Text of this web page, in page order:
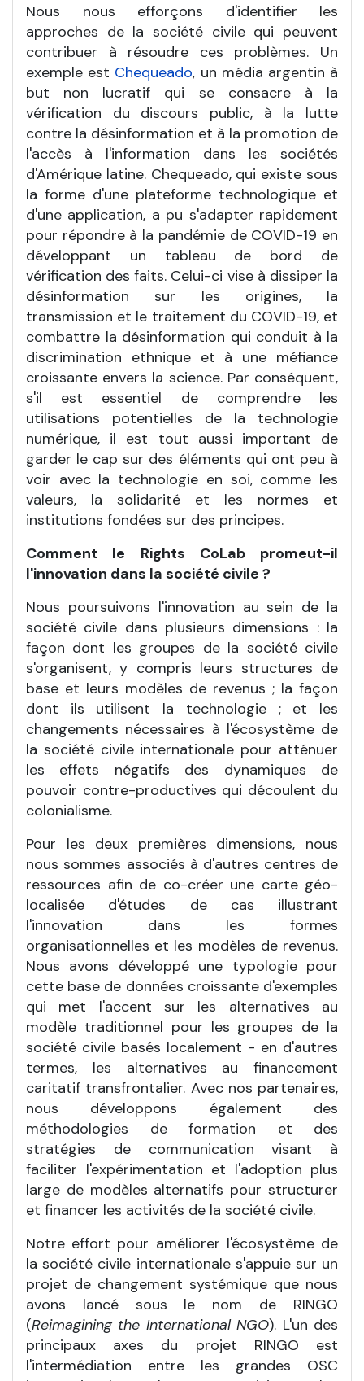
Nous nous efforçons d'identifier les
approches de la société civile qui peuvent
contribuer à résoudre ces problèmes. Un
exemple est Chequeado, un média argentin à
but non lucratif qui se consacre à la
vérification du discours public, à la lutte
contre la désinformation et à la promotion de
l'accès à l'information dans les sociétés
d'Amérique latine. Chequeado, qui existe sous
la forme d'une plateforme technologique et
d'une application, a pu s'adapter rapidement
pour répondre à la pandémie de COVID-19 en
développant un tableau de bord de
vérification des faits. Celui-ci vise à dissiper la
désinformation sur les origines, la
transmission et le traitement du COVID-19, et
combattre la désinformation qui conduit à la
discrimination ethnique et à une méfiance
croissante envers la science. Par conséquent,
s'il est essentiel de comprendre les
utilisations potentielles de la technologie
numérique, il est tout aussi important de
garder le cap sur des éléments qui ont peu à
voir avec la technologie en soi, comme les
valeurs, la solidarité et les normes et
institutions fondées sur des principes.
Comment le Rights CoLab promeut-il
l'innovation dans la société civile ?
Nous poursuivons l'innovation au sein de la
société civile dans plusieurs dimensions : la
façon dont les groupes de la société civile
s'organisent, y compris leurs structures de
base et leurs modèles de revenus ; la façon
dont ils utilisent la technologie ; et les
changements nécessaires à l'écosystème de
la société civile internationale pour atténuer
les effets négatifs des dynamiques de
pouvoir contre-productives qui découlent du
colonialisme.
Pour les deux premières dimensions, nous
nous sommes associés à d'autres centres de
ressources afin de co-créer une carte géo-
localisée d'études de cas illustrant
l'innovation dans les formes
organisationnelles et les modèles de revenus.
Nous avons développé une typologie pour
cette base de données croissante d'exemples
qui met l'accent sur les alternatives au
modèle traditionnel pour les groupes de la
société civile basés localement - en d'autres
termes, les alternatives au financement
caritatif transfrontalier. Avec nos partenaires,
nous développons également des
méthodologies de formation et des
stratégies de communication visant à
faciliter l'expérimentation et l'adoption plus
large de modèles alternatifs pour structurer
et financer les activités de la société civile.
Notre effort pour améliorer l'écosystème de
la société civile internationale s'appuie sur un
projet de changement systémique que nous
avons lancé sous le nom de RINGO
(Reimagining the International NGO). L'un des
principaux axes du projet RINGO est
l'intermédiation entre les grandes OSC